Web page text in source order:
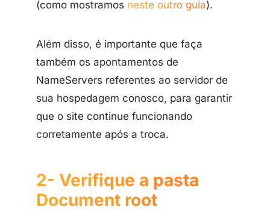
(como mostramos neste outro guia).
Além disso, é importante que faça
também os apontamentos de
NameServers referentes ao servidor de
sua hospedagem conosco, para garantir
que o site continue funcionando
corretamente após a troca.
2- Verifique a pasta
Document root